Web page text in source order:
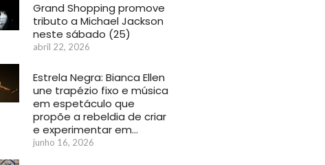
Grand Shopping promove
tributo a Michael Jackson
neste sábado (25)
abril 22, 2026
Estrela Negra: Bianca Ellen
une trapézio fixo e música
em espetáculo que
propõe a rebeldia de criar
e experimentar em…
junho 16, 2026